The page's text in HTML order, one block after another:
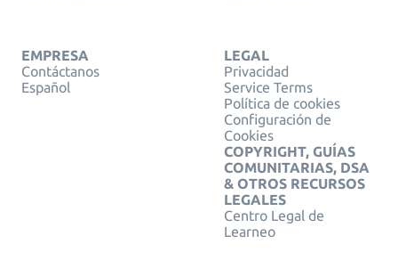
EMPRESA
Contáctanos
Español
LEGAL
Privacidad
Service Terms
Política de cookies
Configuración de
Cookies
COPYRIGHT, GUÍAS
COMUNITARIAS, DSA
& OTROS RECURSOS
LEGALES
Centro Legal de
Learneo